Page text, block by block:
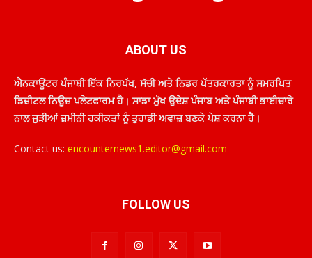
ABOUT US
ਐਨਕਾਊਂਟਰ ਪੰਜਾਬੀ ਇੱਕ ਨਿਰਪੱਖ, ਸੱਚੀ ਅਤੇ ਨਿਡਰ ਪੱਤਰਕਾਰਤਾ ਨੂੰ ਸਮਰਪਿਤ
ਡਿਜ਼ੀਟਲ ਨਿਊਜ਼ ਪਲੇਟਫਾਰਮ ਹੈ। ਸਾਡਾ ਮੁੱਖ ਉਦੇਸ਼ ਪੰਜਾਬ ਅਤੇ ਪੰਜਾਬੀ ਭਾਈਚਾਰੇ
ਨਾਲ ਜੁੜੀਆਂ ਜ਼ਮੀਨੀ ਹਕੀਕਤਾਂ ਨੂੰ ਤੁਹਾਡੀ ਅਵਾਜ਼ ਬਣਕੇ ਪੇਸ਼ ਕਰਨਾ ਹੈ।
Contact us: encounternews1.editor@gmail.com
FOLLOW US